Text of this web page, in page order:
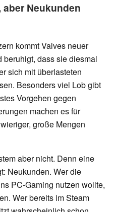
Neukunden
kommt Valves neuer
beruhigt, dass sie diesmal
sich mit überlasteten
Besonders viel Lob gibt
Vorgehen gegen
machen es für
große Mengen
aber nicht. Denn eine
Neukunden. Wer die
PC-Gaming nutzen wollte,
Wer bereits im Steam